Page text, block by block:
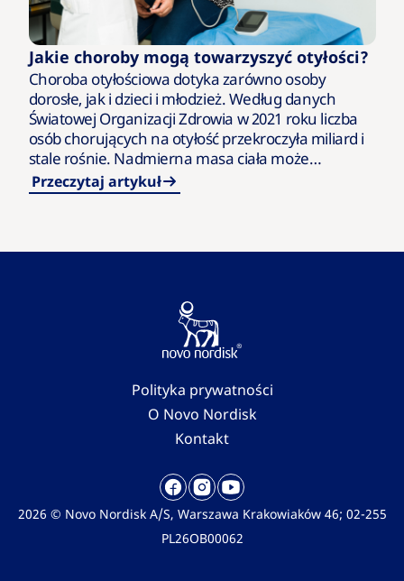
Jakie choroby mogą towarzyszyć otyłości?
Choroba otyłościowa dotyka zarówno osoby
dorosłe, jak i dzieci i młodzież. Według danych
Światowej Organizacji Zdrowia w 2021 roku liczba
osób chorujących na otyłość przekroczyła miliard i
stale rośnie. Nadmierna masa ciała może
zwiększać ryzyko wystąpienia szeregu schorzeń…
Przeczytaj artykuł
Polityka prywatności
O Novo Nordisk
Kontakt
2026 © Novo Nordisk A/S, Warszawa Krakowiaków 46; 02-255
PL26OB00062